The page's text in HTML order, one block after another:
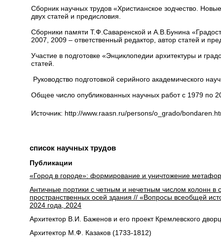
Сборник научных трудов «Христианское зодчество.
двух статей и предисловия.
Сборники памяти Т.Ф.Саваренской и А.В.Бунина
2007, 2009 – ответственный редактор, автор статей и
Участие в подготовке «Энциклопедии архитектуры и
статей.
Руководство подготовкой серийного академического
Общее число опубликованных научных работ с 1979 по
Источник: http://www.raasn.ru/persons/o_grado/
список научных трудов
Публикации
«Город в городе»: формирование и уничтожение
Античные портики с четным и нечетным числом колонн
пространственных осей здания // «Вопросы всеобщей
2024 года, 2024
Архитектор В.И. Баженов и его проект Кремлевского
Архитектор М.Ф. Казаков (1733-1812)